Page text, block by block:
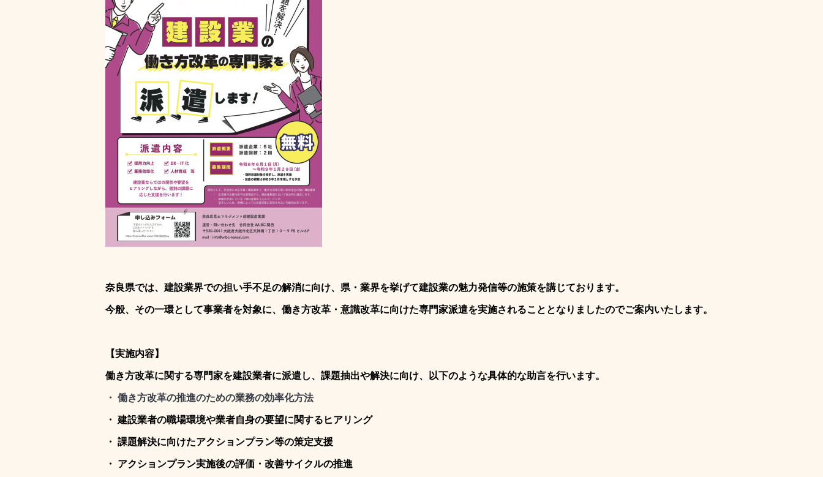
奈良県では、建設業界での担い手不足の解消に向け、県・業界を挙げて建設業の魅力発信等の施策を講じております。
今般、その一環として事業者を対象に、働き方改革・意識改革に向けた専門家派遣を実施されることとなりましたのでご案内いたします。
【実施内容】
働き方改革に関する専門家を建設業者に派遣し、課題抽出や解決に向け、以下のような具体的な助言を行います。
・ 働き方改革の推進のための業務の効率化方法
・ 建設業者の職場環境や業者自身の要望に関するヒアリング
・ 課題解決に向けたアクションプラン等の策定支援
・ アクションプラン実施後の評価・改善サイクルの推進